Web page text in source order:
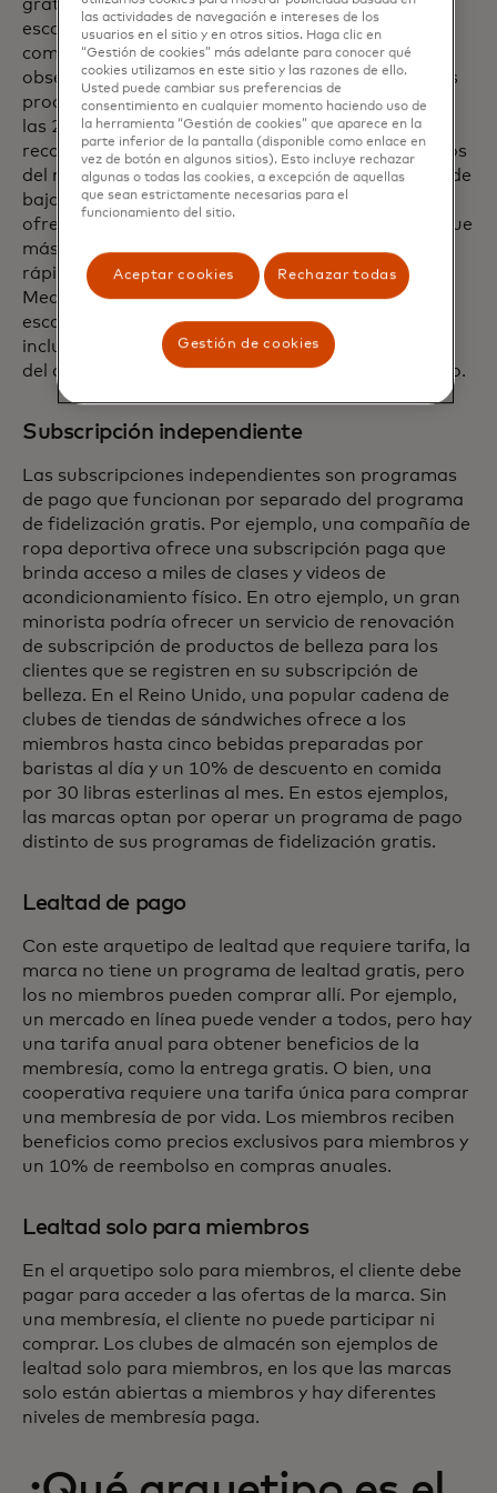
gratis de una marca, a menudo en una estructura
escalonada. Estos programas ofrecen beneficios
como promociones de descuento, envío gratis,
obsequios, acceso anticipado y acelerado a nuevos
productos o eventos especiales, acceso a servicios
las 24 horas, actualizaciones a mejores
recompensas u ofertas especiales en el cumpleaños
del miembro. Por ejemplo, una aerolínea europea de
bajo costo ofrece un servicio de subscripción que
ofrece una entrega de equipaje dedicada, embarque
más rápido, asientos asignados y seguridad de vía
rápida. Otra aerolínea, esta con sede en Oriente
Medio, ofrece un servicio de subscripción
escalonado con beneficios cada vez mayores, que
incluyen millas de bonificación, acceso a salas VIP
del aeropuerto y franquicias de equipaje facturado.
Subscripción independiente
Las subscripciones independientes son programas
de pago que funcionan por separado del programa
de fidelización gratis. Por ejemplo, una compañía de
ropa deportiva ofrece una subscripción paga que
brinda acceso a miles de clases y videos de
acondicionamiento físico. En otro ejemplo, un gran
minorista podría ofrecer un servicio de renovación
de subscripción de productos de belleza para los
clientes que se registren en su subscripción de
belleza. En el Reino Unido, una popular cadena de
clubes de tiendas de sándwiches ofrece a los
miembros hasta cinco bebidas preparadas por
baristas al día y un 10% de descuento en comida
por 30 libras esterlinas al mes. En estos ejemplos,
las marcas optan por operar un programa de pago
distinto de sus programas de fidelización gratis.
Lealtad de pago
Con este arquetipo de lealtad que requiere tarifa, la
marca no tiene un programa de lealtad gratis, pero
los no miembros pueden comprar allí. Por ejemplo,
un mercado en línea puede vender a todos, pero hay
una tarifa anual para obtener beneficios de la
membresía, como la entrega gratis. O bien, una
cooperativa requiere una tarifa única para comprar
una membresía de por vida. Los miembros reciben
beneficios como precios exclusivos para miembros y
un 10% de reembolso en compras anuales.
Lealtad solo para miembros
En el arquetipo solo para miembros, el cliente debe
pagar para acceder a las ofertas de la marca. Sin
una membresía, el cliente no puede participar ni
comprar. Los clubes de almacén son ejemplos de
lealtad solo para miembros, en los que las marcas
solo están abiertas a miembros y hay diferentes
niveles de membresía paga.
las actividades de navegación e intereses de los
usuarios en el sitio y en otros sitios. Haga clic en
“Gestión de cookies” más adelante para conocer qué
cookies utilizamos en este sitio y las razones de ello.
Usted puede cambiar sus preferencias de
consentimiento en cualquier momento haciendo uso de
la herramienta “Gestión de cookies” que aparece en la
parte inferior de la pantalla (disponible como enlace en
vez de botón en algunos sitios). Esto incluye rechazar
algunas o todas las cookies, a excepción de aquellas
que sean estrictamente necesarias para el
funcionamiento del sitio.
Aceptar cookies Rechazar todas
Gestión de cookies